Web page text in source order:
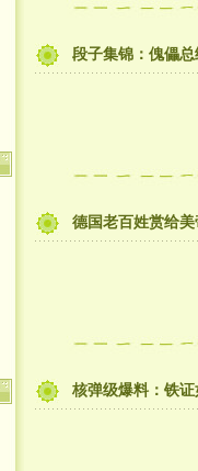
段子集锦：傀儡
德国老百姓赏给
核弹级爆料：铁